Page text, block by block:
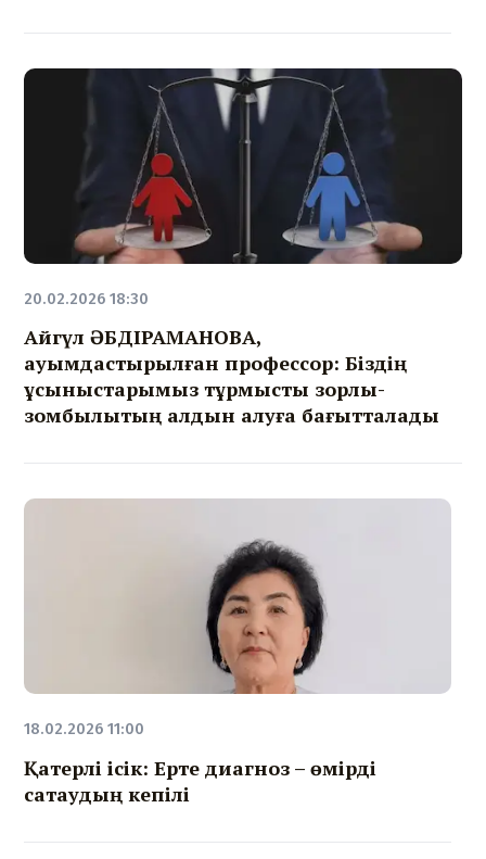
20.02.2026 18:30
Айгүл ӘБДІРАМАНОВА,
қауымдастырылған профессор: Біздің
ұсыныстарымыз тұрмыстық зорлық-
зомбылықтың алдын алуға бағытталады
18.02.2026 11:00
Қатерлі ісік: Ерте диагноз – өмірді
сақтаудың кепілі